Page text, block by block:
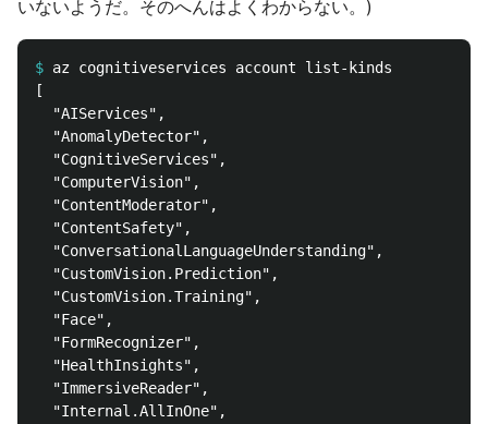
いないようだ。そのへんはよくわからない。)
$
[
  "AIServices",
  "AnomalyDetector",
  "CognitiveServices",
  "ComputerVision",
  "ContentModerator",
  "ContentSafety",
  "ConversationalLanguageUnderstanding",
  "CustomVision.Prediction",
  "CustomVision.Training",
  "Face",
  "FormRecognizer",
  "HealthInsights",
  "ImmersiveReader",
  "Internal.AllInOne",